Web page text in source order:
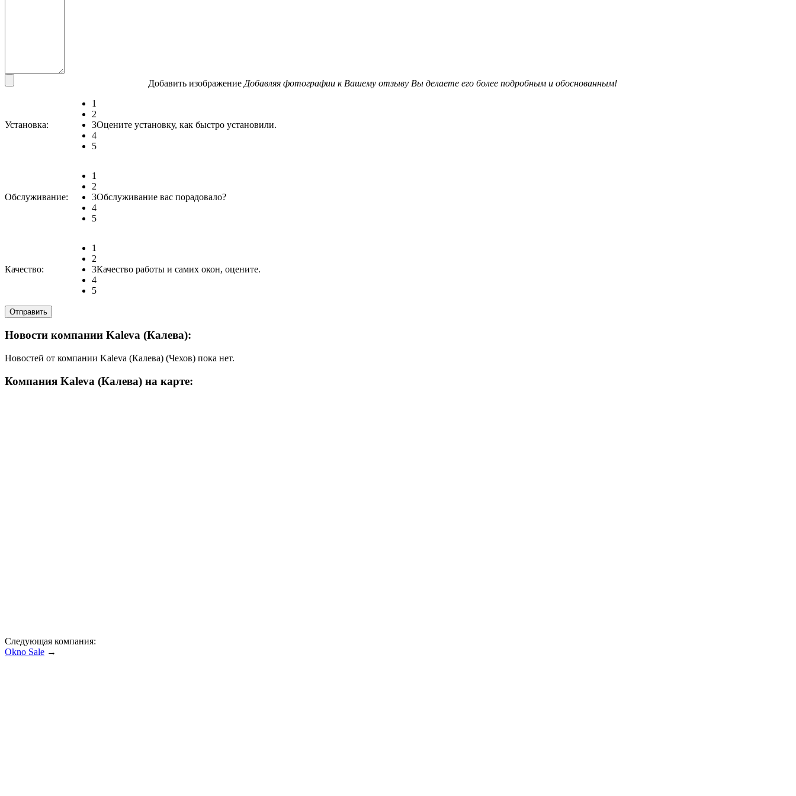
Добавить изображение Добавляя фотографии к Вашему отзыву Вы делаете его более подробным и обоснованным!
Установка:
1
2
3
4
5
Оцените установку, как быстро установили.
Обслуживание:
1
2
3
4
5
Обслуживание вас порадовало?
Качество:
1
2
3
4
5
Качество работы и самих окон, оцените.
Новости компании Kaleva (Калева):
Новостей от компании Kaleva (Калева) (Чехов) пока нет.
Компания Kaleva (Калева) на карте:
Следующая компания:
Okno Sale →